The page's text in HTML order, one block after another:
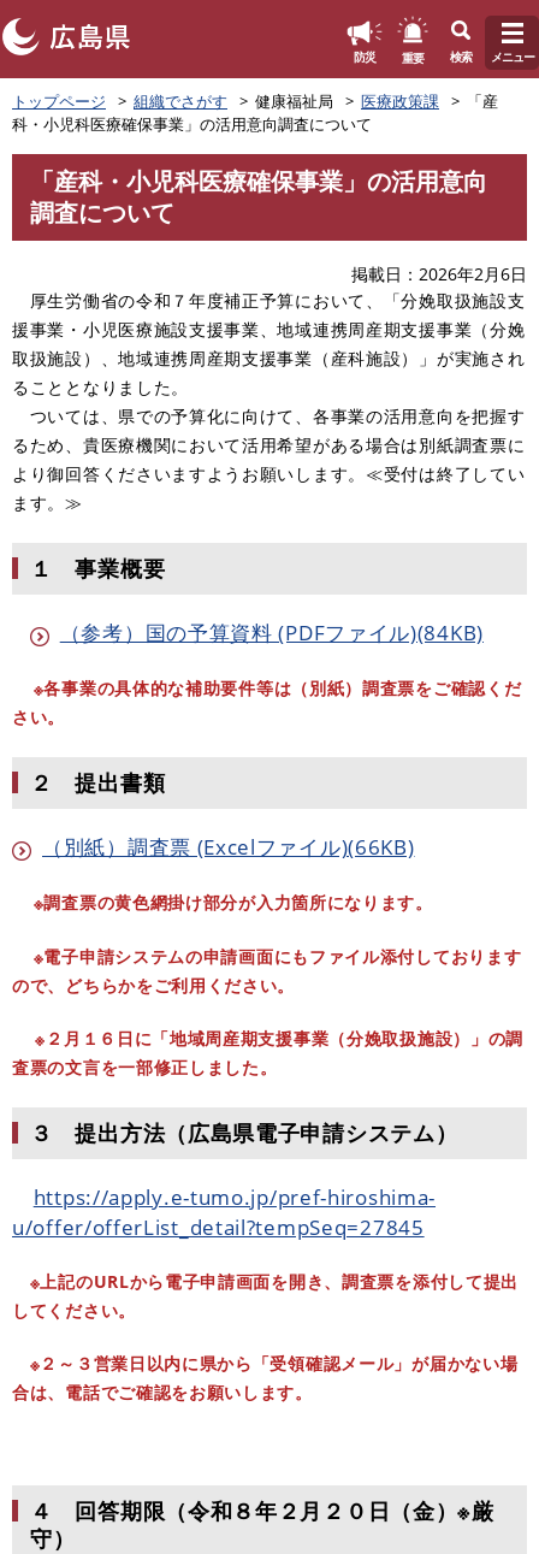
ペ
ー
ジ
の
で
防災 重要 検索 メニュー
トップページ 組織でさがす 健康福祉局 医療政策課
「産
科・小児科医療確保事業」の活用意向調査について
「産科・小児科医療確保事業」の活用意向
調査について
掲載日
2026年2月6日
厚生労働省の令和７年度補正予算において、「分娩取扱施設支
援事業・小児医療施設支援事業、地域連携周産期支援事業（分娩
取扱施設）、地域連携周産期支援事業（産科施設）」が実施され
ることとなりました。
ついては、県での予算化に向けて、各事業の活用意向を把握す
るため、貴医療機関において活用希望がある場合は別紙調査票に
より御回答くださいますようお願いします。≪受付は終了してい
ます。≫
１ 事業概要
（参考）国の予算資料 (PDFファイル)(84KB)
※各事業の具体的な補助要件等は（別紙）調査票をご確認くだ
さい。
２ 提出書類
（別紙）調査票 (Excelファイル)(66KB)
※調査票の黄色網掛け部分が入力箇所になります。
※電子申請システムの申請画面にもファイル添付しております
ので、どちらかをご利用ください。
※２月１６日に「地域周産期支援事業（分娩取扱施設）」の調
査票の文言を一部修正しました。
３ 提出方法（広島県電子申請システム）
https://apply.e-tumo.jp/pref-hiroshima-
u/offer/offerList_detail?tempSeq=27845
※上記のURLから電子申請画面を開き、調査票を添付して提出
してください。
※２～３営業日以内に県から「受領確認メール」が届かない場
合は、電話でご確認をお願いします。
４ 回答期限（令和８年２月２０日（金）※厳
守）